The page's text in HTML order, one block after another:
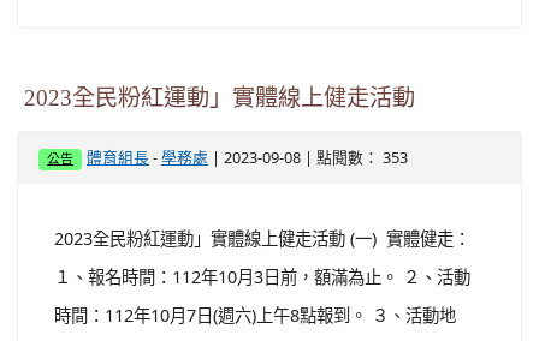
2023全民粉紅運動」實體線上健走活動
公告 體育組長 -學務處 | 2023-09-08 | 點閱數： 353
2023全民粉紅運動」實體線上健走活動 (一) 實體健走：
１、報名時間：112年10月3日前，額滿為止。 ２、活動
時間：112年10月7日(週六)上午8點報到。 ３、活動地